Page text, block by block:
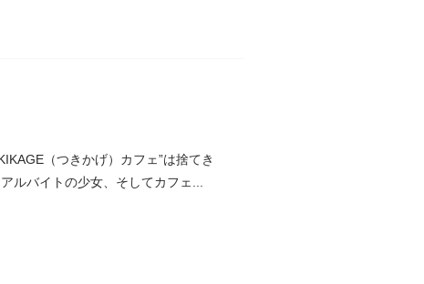
（つきかげ）カフェ”は捨てき
ルバイトの少女、そしてカフェ...